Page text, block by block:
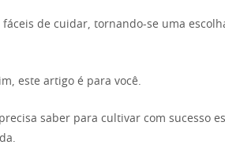
fáceis de cuidar, tornando-se uma
este artigo é para você.
saber para cultivar com sucesso